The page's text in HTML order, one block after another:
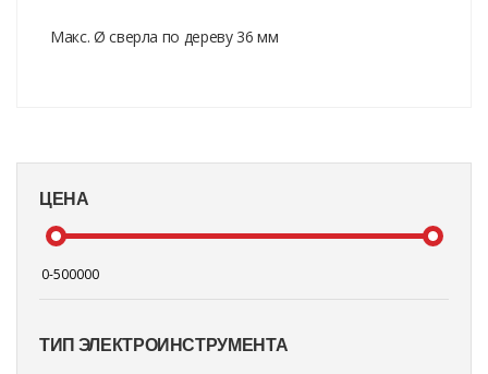
ЦЕНА
ТИП ЭЛЕКТРОИНСТРУМЕНТА
Макс. Ø сверла по дереву 36 мм